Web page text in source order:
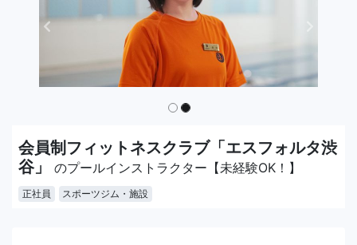
会員制フィットネスクラブ「エスフォルタ渋
谷」 のプールインストラクター【未経験OK！】
正社員 スポーツジム・施設